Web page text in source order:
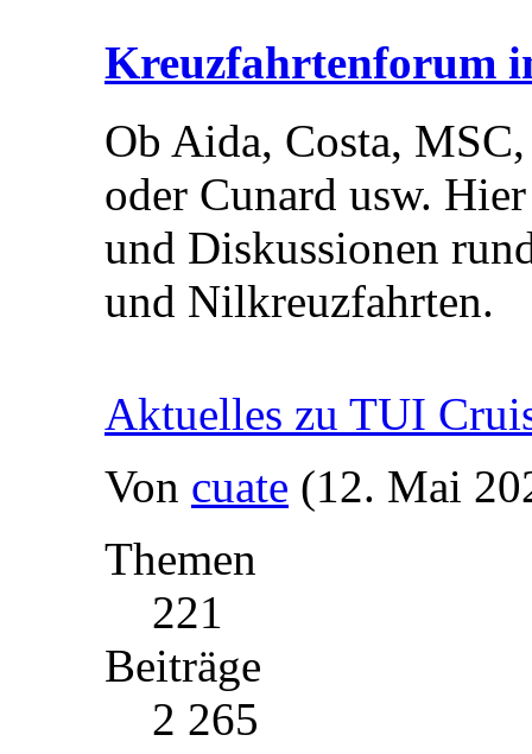
Kreuzfahrtenforum
Ob Aida, Costa,
oder Cunard usw.
und Diskussionen
und Nilkreuzfahrten.
Aktuelles zu TUI
Von cuate (12. Mai
Themen
221
Beiträge
2 265